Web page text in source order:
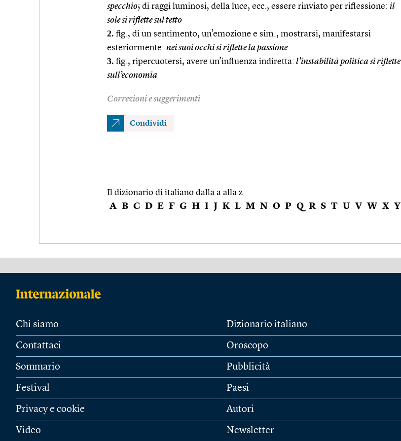
specchio; di raggi luminosi, della luce, ecc., essere rinviato per riflessione: il
sole si riflette sul tetto
2. fig., di un sentimento, un’emozione e sim., mostrarsi, manifestarsi
esteriormente: nei suoi occhi si riflette la passione
3. fig., ripercuotersi, avere un’influenza indiretta: l’instabilità politica si riflette
sull’economia
Correzioni e suggerimenti
Condividi
Il dizionario di italiano dalla a alla z
A B C D E F G H I J K L M N O P Q R S T U V W X Y
Chi siamo
Contattaci
Sommario
Festival
Privacy e cookie
Video
Dizionario italiano
Oroscopo
Pubblicità
Paesi
Autori
Newsletter